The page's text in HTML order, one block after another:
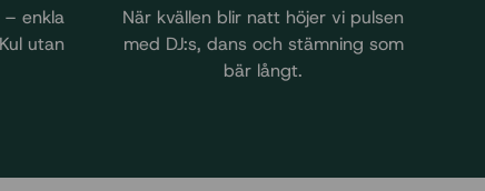
enkla
utan
När kvällen blir natt höjer vi pulsen
med DJ:s, dans och stämning som
bär långt.